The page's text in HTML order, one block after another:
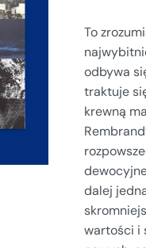
To
odbywa
traktuje
krewną
dalej
wartości i